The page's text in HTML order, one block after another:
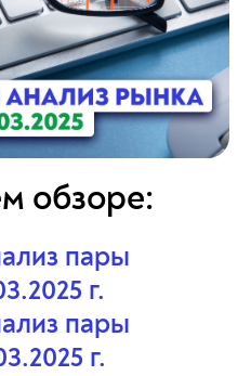
обзоре:
пары
г.
пары
г.